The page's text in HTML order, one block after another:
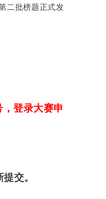
二批榜题正式发
，登录大赛申
交。